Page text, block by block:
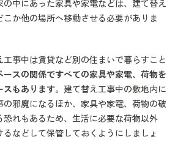
中にあった家具や家電などは、建て替え
か他の場所へ移動させる必要がありま
事中は賃貸など別の住まいで暮らすこと
ースの関係ですべての家具や家電、荷物を
もあります。 建て替え工事中の敷地内に
邪魔になるほか、家具や家電、荷物の破
れもあるため、生活に必要な荷物以外
などして保管しておくようにしましょ